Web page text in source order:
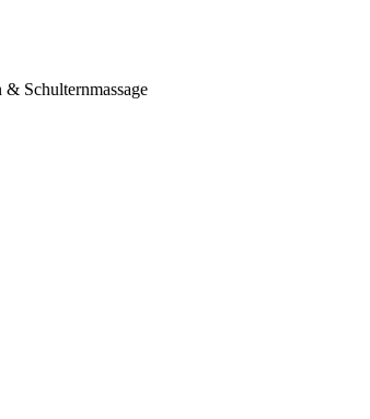
Schulternmassage